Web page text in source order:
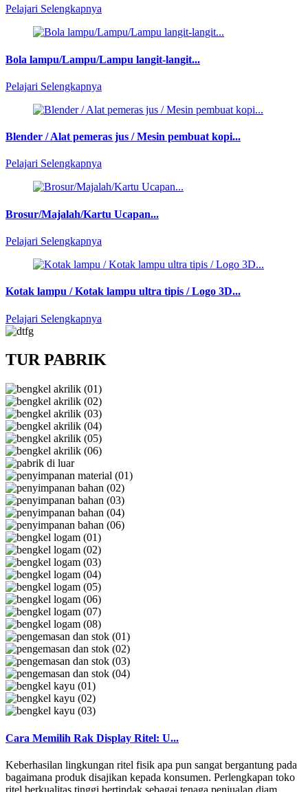
Pelajari Selengkapnya
Bola lampu/Lampu/Lampu langit-langit...
Pelajari Selengkapnya
Blender / Alat pemeras jus / Mesin pembuat kopi...
Pelajari Selengkapnya
Brosur/Majalah/Kartu Ucapan...
Pelajari Selengkapnya
Kotak lampu / Kotak lampu ultra tipis / Logo 3D...
Pelajari Selengkapnya
TUR PABRIK
Cara Memilih Rak Display Ritel: U...
Keberhasilan lingkungan ritel fisik apa pun sangat bergantung pada
bagaimana produk disajikan kepada konsumen. Perlengkapan toko
ritel berkualitas tinggi bertindak sebagai tenaga penjualan diam